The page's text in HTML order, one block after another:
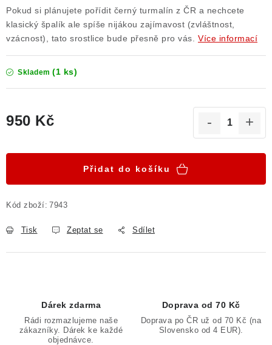
Pokud si plánujete pořídit černý turmalín z ČR a nechcete
klasický špalík ale spíše nijákou zajímavost (zvláštnost,
vzácnost), tato srostlice bude přesně pro vás.
Více informací
Skladem (1 ks)
950 Kč
Přidat do košíku
Kód zboží: 7943
Tisk Zeptat se Sdílet
Dárek zdarma
Rádi rozmazlujeme naše
zákazníky. Dárek ke každé
objednávce.
Doprava od 70 Kč
Doprava po ČR už od 70 Kč (na
Slovensko od 4 EUR).